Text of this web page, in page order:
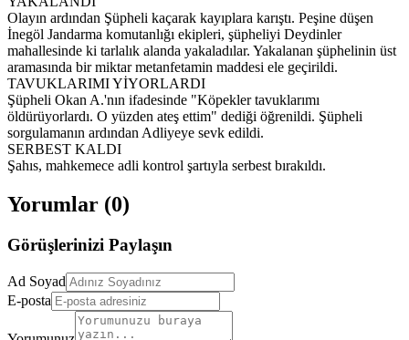
Olayın ardından Şüpheli kaçarak kayıplara karıştı. Peşine düşen
İnegöl Jandarma komutanlığı ekipleri, şüpheliyi Deydinler
mahallesinde ki tarlalık alanda yakaladılar. Yakalanan şüphelinin üst
aramasında bir miktar metanfetamin maddesi ele geçirildi.
TAVUKLARIMI YİYORLARDI
Şüpheli Okan A.'nın ifadesinde "Köpekler tavuklarımı
öldürüyorlardı. O yüzden ateş ettim" dediği öğrenildi. Şüpheli
sorgulamanın ardından Adliyeye sevk edildi.
SERBEST KALDI
Şahıs, mahkemece adli kontrol şartıyla serbest bırakıldı.
Yorumlar (0)
Görüşlerinizi Paylaşın
Ad Soyad
E-posta